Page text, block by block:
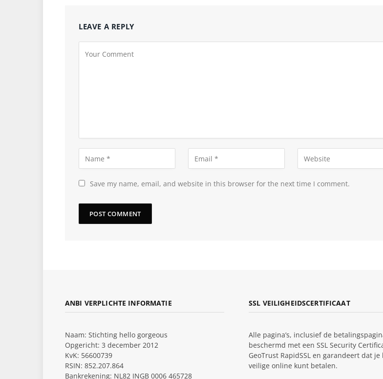
LEAVE A REPLY
Save my name, email, and website in this browser for the next time I comment.
ANBI VERPLICHTE INFORMATIE
Naam: Stichting hello gorgeous
Opgericht: 3 december 2012
KvK: 56600739
RSIN: 852.207.864
Bankrekening: NL82 INGB 0006 465728
SSL VEILIGHEIDSCERTIFICAAT
Alle pagina’s, inclusief de
beschermd met een SSL Security
GeoTrust RapidSSL en garandeert dat je
veilige online kunt betalen.